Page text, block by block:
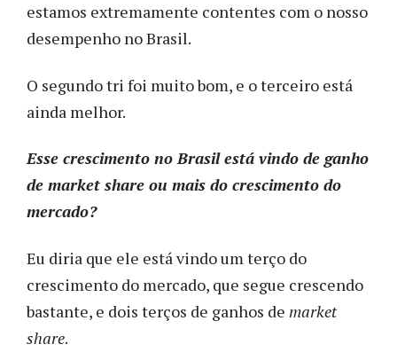
estamos extremamente contentes com o nosso
desempenho no Brasil.
O segundo tri foi muito bom, e o terceiro está
ainda melhor.
Esse crescimento no Brasil está vindo de ganho
de market share ou mais do crescimento do
mercado?
Eu diria que ele está vindo um terço do
crescimento do mercado, que segue crescendo
bastante, e dois terços de ganhos de market
share.